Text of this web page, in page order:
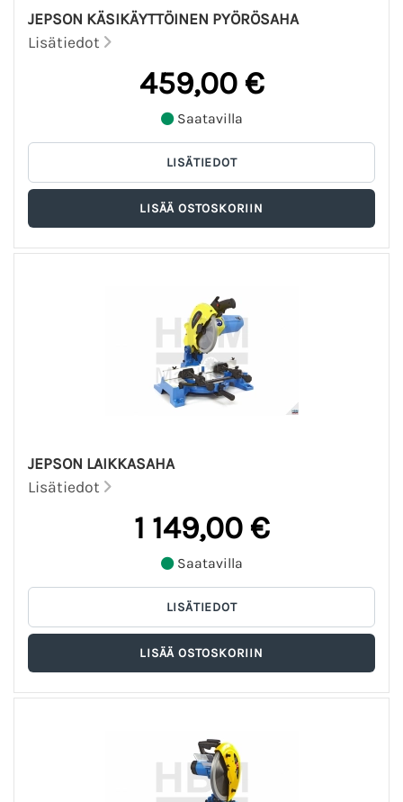
JEPSON KÄSIKÄYTTÖINEN PYÖRÖSAHA
Lisätiedot
459,00 €
Saatavilla
JEPSON LAIKKASAHA
Lisätiedot
1 149,00 €
Saatavilla